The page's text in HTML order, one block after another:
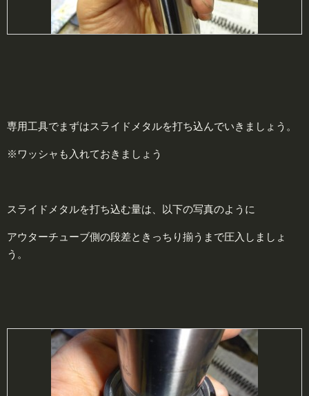
専用工具でまずはスライドメタルを打ち込んでいきましょう。
※ワッシャも入れておきましょう
スライドメタルを打ち込む量は、以下の写真のように
アウターチューブ側の段差ときっちり揃うまで圧入しましょ
う。